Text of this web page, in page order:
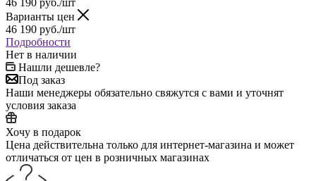
Варианты цен
46 190 руб./шт
Подробности
Нет в наличии
Нашли дешевле?
Под заказ
Наши менеджеры обязательно свяжутся с вами и уточнят
условия заказа
Хочу в подарок
Цена действительна только для интернет-магазина и может
отличаться от цен в розничных магазинах